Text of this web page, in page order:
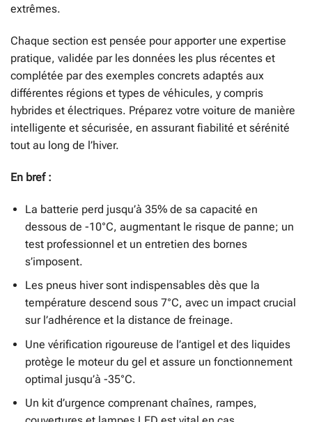
extrêmes.
Chaque section est pensée pour apporter une expertise
pratique, validée par les données les plus récentes et
complétée par des exemples concrets adaptés aux
différentes régions et types de véhicules, y compris
hybrides et électriques. Préparez votre voiture de manière
intelligente et sécurisée, en assurant fiabilité et sérénité
tout au long de l’hiver.
En bref :
La batterie perd jusqu’à 35% de sa capacité en
dessous de -10°C, augmentant le risque de panne; un
test professionnel et un entretien des bornes
s’imposent.
Les pneus hiver sont indispensables dès que la
température descend sous 7°C, avec un impact crucial
sur l’adhérence et la distance de freinage.
Une vérification rigoureuse de l’antigel et des liquides
protège le moteur du gel et assure un fonctionnement
optimal jusqu’à -35°C.
Un kit d’urgence comprenant chaînes, rampes,